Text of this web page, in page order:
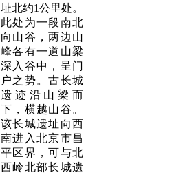
址北约1公里处。
此处为一段南北
向山谷，两边山
峰各有一道山梁
深入谷中，呈门
户之势。古长城
遗迹沿山梁而
下，横越山谷。
该长城遗址向西
南进入北京市昌
平区界，可与北
西岭北部长城遗